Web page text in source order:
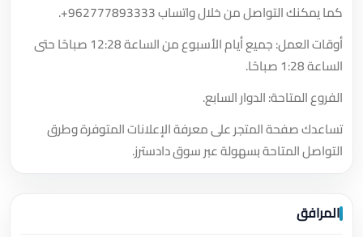
كما يمكنك التواصل من خلال واتساب+962777893333
.
أوقات العمل: جميع أيام الأسبوع من الساعة 12:28 صباحًا حتى
الساعة 1:28 صباحًا.
الفروع المتاحة: الدوار السابع.
تساعدك صفحة المتجر على معرفة الإعلانات المتوفرة وطرق
التواصل المتاحة بسهولة عبر سوق دادسترز.
المرافق